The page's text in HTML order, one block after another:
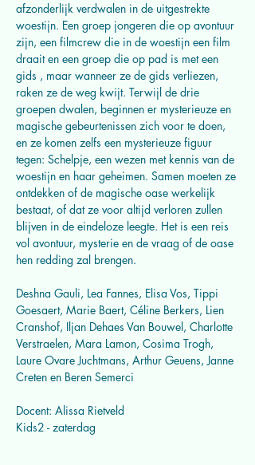
afzonderlijk verdwalen in de uitgestrekte
woestijn. Een groep jongeren die op avontuur
zijn, een filmcrew die in de woestijn een film
draait en een groep die op pad is met een
gids , maar wanneer ze de gids verliezen,
raken ze de weg kwijt. Terwijl de drie
groepen dwalen, beginnen er mysterieuze en
magische gebeurtenissen zich voor te doen,
en ze komen zelfs een mysterieuze figuur
tegen: Schelpje, een wezen met kennis van de
woestijn en haar geheimen. Samen moeten ze
ontdekken of de magische oase werkelijk
bestaat, of dat ze voor altijd verloren zullen
blijven in de eindeloze leegte. Het is een reis
vol avontuur, mysterie en de vraag of de oase
hen redding zal brengen.
Deshna Gauli, Lea Fannes, Elisa Vos, Tippi
Goesaert, Marie Baert, Céline Berkers, Lien
Cranshof, Iljan Dehaes Van Bouwel, Charlotte
Verstraelen, Mara Lamon, Cosima Trogh,
Laure Ovare Juchtmans, Arthur Geuens, Janne
Creten en Beren Semerci
Docent: Alissa Rietveld
Kids2 - zaterdag